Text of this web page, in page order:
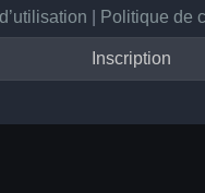
Politique de
Inscription